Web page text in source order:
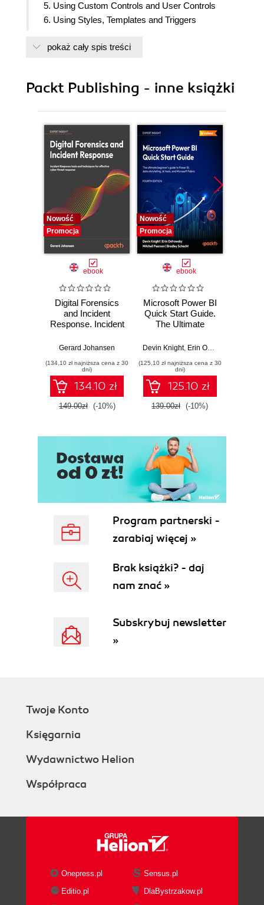
5. Using Custom Controls and User Controls
6. Using Styles, Templates and Triggers
8. Working with Animations
11. Interoperability with Win32 and WinForm
pokaż cały spis treści
Packt Publishing - inne książki
Nowość
Promocja
ebook
Digital Forensics
and Incident
Response. Incident
and techniques for
threat response -
Fourth Edition
Gerard Johansen
(134,10 zł najniższa cena z 30
dni)
134.10 zł
149.00zł (-10%)
Nowość
Promocja
ebook
Microsoft Power BI
Quick Start Guide.
The Ultimate
to Power BI, Data
Tools, and
Microsoft Fabric -
Fourth Edition
Devin Knight, Erin Ostrowsky
(125,10 zł najniższa cena z 30
dni)
125.10 zł
139.00zł (-10%)
Program partnerski -
zarabiaj więcej »
Brak książki? - daj
nam znać »
Subskrybuj newsletter
»
Twoje Konto
Księgarnia
Wydawnictwo Helion
Współpraca
Onepress.pl
Sensus.pl
Editio.pl
DlaBystrzakow.pl